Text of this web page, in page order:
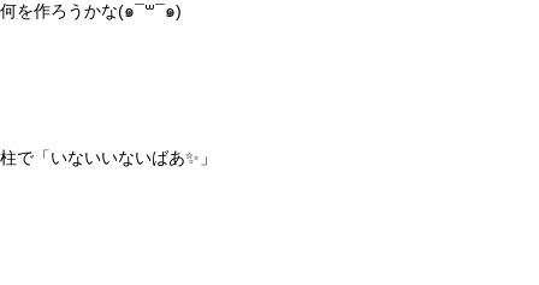
何を作ろうかな(๑¯꒳¯๑)
柱で「いないいないばあ✨」